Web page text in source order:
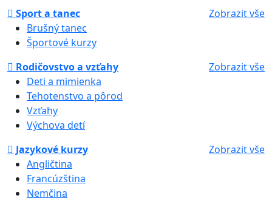
Sport a tanec
Zobrazit vše
Brušný tanec
Športové kurzy
Rodičovstvo a vzťahy
Zobrazit vše
Deti a mimienka
Tehotenstvo a pôrod
Vzťahy
Výchova detí
Jazykové kurzy
Zobrazit vše
Angličtina
Francúzština
Nemčina